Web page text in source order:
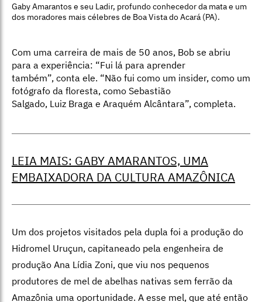
Gaby Amarantos e seu Ladir, profundo conhecedor da mata e um
dos moradores mais célebres de Boa Vista do Acará (PA).
Com uma carreira de mais de 50 anos, Bob se abriu
para a experiência: “Fui lá para aprender
também”, conta ele. “Não fui como um insider, como um
fotógrafo da floresta, como Sebastião
Salgado, Luiz Braga e Araquém Alcântara”, completa.
LEIA MAIS: GABY AMARANTOS, UMA
EMBAIXADORA DA CULTURA AMAZÔNICA
Um dos projetos visitados pela dupla foi a produção do
Hidromel Uruçun, capitaneado pela engenheira de
produção Ana Lídia Zoni, que viu nos pequenos
produtores de mel de abelhas nativas sem ferrão da
Amazônia uma oportunidade. A esse mel, que até então